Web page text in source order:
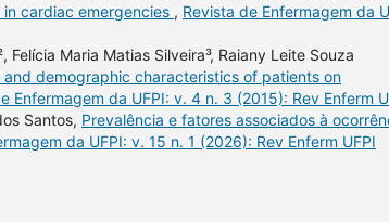
cardiac emergencies , Revista de Enfermagem da
Maria Matias Silveira³, Raiany Leite Souza
and demographic characteristics of patients on
Enfermagem da UFPI: v. 4 n. 3 (2015): Rev Enferm
Santos, Prevalência e fatores associados à
da UFPI: v. 15 n. 1 (2026): Rev Enferm UFPI